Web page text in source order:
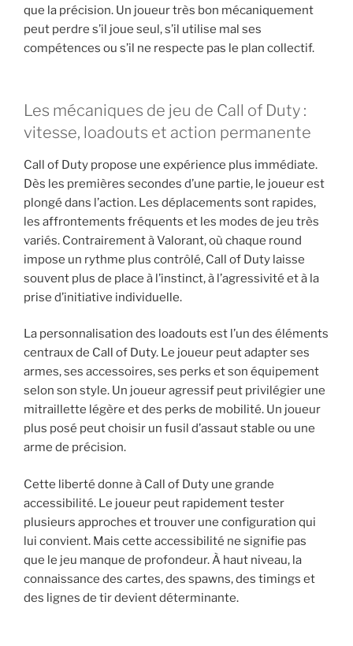
que la précision. Un joueur très bon mécaniquement
peut perdre s’il joue seul, s’il utilise mal ses
compétences ou s’il ne respecte pas le plan collectif.
Les mécaniques de jeu de Call of Duty :
vitesse, loadouts et action permanente
Call of Duty propose une expérience plus immédiate.
Dès les premières secondes d’une partie, le joueur est
plongé dans l’action. Les déplacements sont rapides,
les affrontements fréquents et les modes de jeu très
variés. Contrairement à Valorant, où chaque round
impose un rythme plus contrôlé, Call of Duty laisse
souvent plus de place à l’instinct, à l’agressivité et à la
prise d’initiative individuelle.
La personnalisation des loadouts est l’un des éléments
centraux de Call of Duty. Le joueur peut adapter ses
armes, ses accessoires, ses perks et son équipement
selon son style. Un joueur agressif peut privilégier une
mitraillette légère et des perks de mobilité. Un joueur
plus posé peut choisir un fusil d’assaut stable ou une
arme de précision.
Cette liberté donne à Call of Duty une grande
accessibilité. Le joueur peut rapidement tester
plusieurs approches et trouver une configuration qui
lui convient. Mais cette accessibilité ne signifie pas
que le jeu manque de profondeur. À haut niveau, la
connaissance des cartes, des spawns, des timings et
des lignes de tir devient déterminante.